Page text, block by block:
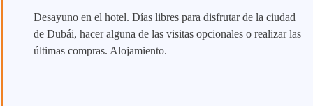
Desayuno en el hotel. Días libres para disfrutar de la ciudad
de Dubái, hacer alguna de las visitas opcionales o realizar las
últimas compras. Alojamiento.